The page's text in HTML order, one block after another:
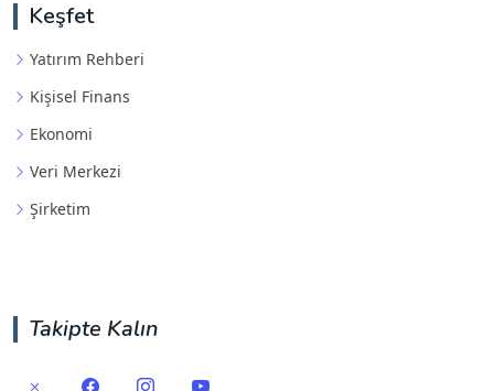
Keşfet
Yatırım Rehberi
Kişisel Finans
Ekonomi
Veri Merkezi
Şirketim
Takipte Kalın